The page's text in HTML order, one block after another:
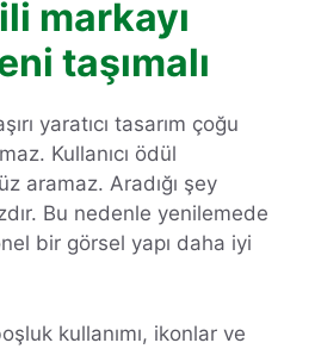
markayı
taşımalı
yaratıcı tasarım çoğu
Kullanıcı ödül
aramaz. Aradığı şey
Bu nedenle yenilemede
bir görsel yapı daha iyi
kullanımı, ikonlar ve